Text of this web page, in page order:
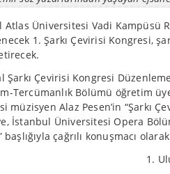
Atlas Üniversitesi Vadi Kampüsü
1. Şarkı Çevirisi Kongresi,
Şarkı Çevirisi Kongresi
Tercümanlık Bölümü öğretim
müzisyen Alaz Pesen’in “Şarkı
İstanbul Üniversitesi Opera
başlığıyla çağrılı konuşmacı